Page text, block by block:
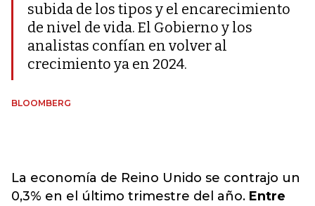
subida de los tipos y el encarecimiento
de nivel de vida. El Gobierno y los
analistas confían en volver al
crecimiento ya en 2024.
BLOOMBERG
La economía de Reino Unido se contrajo un
0,3% en el último trimestre del año. Entre